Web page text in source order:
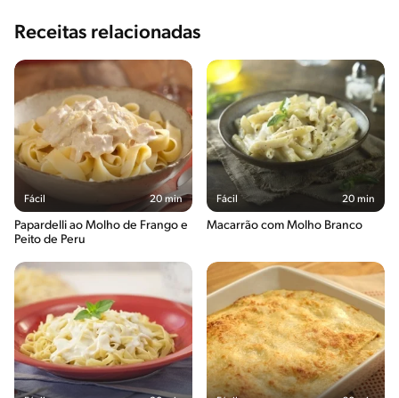
Receitas relacionadas
Fácil 20 min
Papardelli ao Molho de Frango e
Peito de Peru
Fácil 20 min
Macarrão com Molho Branco